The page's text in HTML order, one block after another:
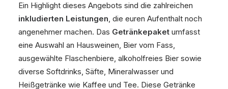
Ein Highlight dieses Angebots sind die zahlreichen
inkludierten Leistungen, die euren Aufenthalt noch
angenehmer machen. Das Getränkepaket umfasst
eine Auswahl an Hausweinen, Bier vom Fass,
ausgewählte Flaschenbiere, alkoholfreies Bier sowie
diverse Softdrinks, Säfte, Mineralwasser und
Heißgetränke wie Kaffee und Tee. Diese Getränke